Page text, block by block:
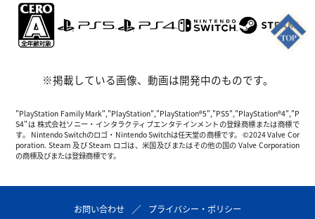
※掲載している画像、動画は開発中のものです。
"PlayStation Family Mark","PlayStation","PlayStation®5","PS5","PlayStation®4","P
S4"は 株式会社ソニー・インタラクティブエンタテインメントの登録商標または商標で
す。 Nintendo Switchのロゴ・Nintendo Switchは任天堂の商標です。 ©2024 Valve Cor
poration. Steam 及び Steam ロゴは、米国及びまたはその他の国の Valve Corporation
の商標及びまたは登録商標です。
お問い合わせ プライバシー・ポリシー